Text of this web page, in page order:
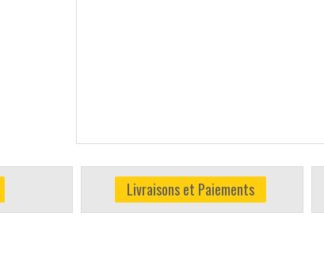
Livraisons et Paiements